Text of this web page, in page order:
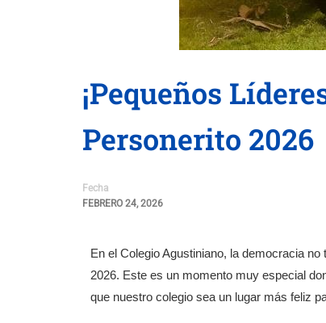
¡Pequeños
Personerito 2026
Fecha
FEBRERO 24, 2026
En el Colegio Agustiniano, la democracia
2026. Este es un momento muy especial
que nuestro colegio sea un lugar más feliz